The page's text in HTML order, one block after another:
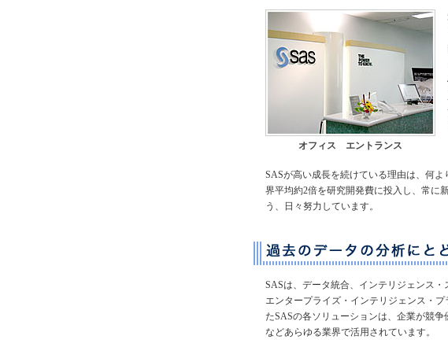
オフィス エントランス
SASが高い成長を続けている理由は、何
界平均約2倍を研究開発費に投入し、常に
う、日々努力しています。
SASは、データ統合、インテリジェンス
エンタープライズ・インテリジェンス・
たSASの各ソリューションは、企業が競
などあらゆる業界で活用されています。